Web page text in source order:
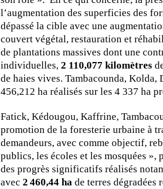
l’augmentation des superficies des
dépassé la cible avec une
couvert végétal, restauration et
de plantations massives dont une
individuelles, 2 110,077 kilomètres
de haies vives. Tambacounda,
456,212 ha réalisés sur les 4 337 ha
Fatick, Kédougou, Kaffrine,
promotion de la foresterie urbaine à
demandeurs, avec comme objectif,
publics, les écoles et les mosquées
des progrès significatifs réalisés
avec 2 460,44 hade terres dégradées